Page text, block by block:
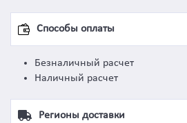
Способы оплаты
Безналичный расчет
Наличный расчет
Регионы доставки